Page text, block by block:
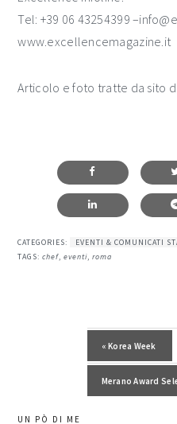
Tel: +39 06 43254399
www.excellencemagazine.it
Articolo e foto tratte da sito
CATEGORIES:
EVENTI & COMUNICATI
TAGS:chef,eventi,roma
Post precedente:
« Korea Week
Post successivo:
Merano Award
barra
UN PÒ DI ME